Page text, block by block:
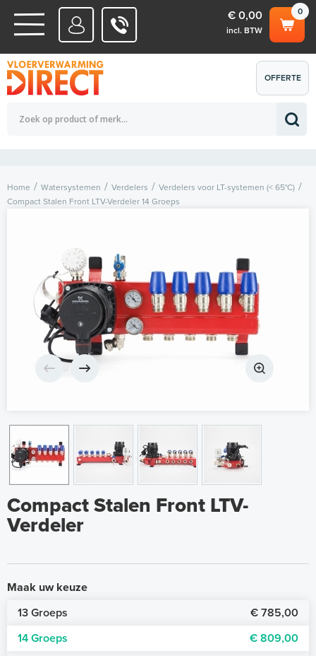
WATERSYSTEMEN
ELEKTRISCHE SYSTEMEN
0
€ 0,00
incl. BTW
Totaalbedrag (incl. BTW) € 0,00
OFFERTE
AANVRAGEN
Home Watersystemen Verdelers
Verdelers voor LT-systemen (< 65°C)
Compact Stalen Front LTV-Verdeler 14 Groeps
Compact Stalen Front LTV-
Verdeler
Maak uw keuze
13 Groeps
€ 785,00
14 Groeps
€ 809,00